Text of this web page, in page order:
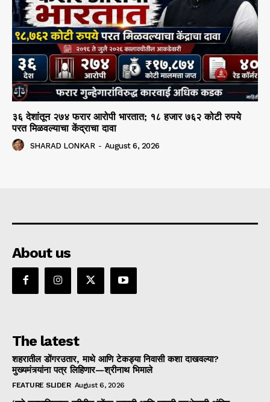
३६ देशांतून २७४ फरार आरोपी भारतात; १८ हजार ७६२ कोटी रुपये
परत मिळवल्याचा केंद्राचा दावा
SHARAD LONKAR - August 6, 2026
About us
The latest
शहरातील डोंगरउतार, माथे आणि टेकड्या निवासी कशा दाखवल्या?
मुख्यमंत्र्यांना पत्र लिहिणार—श्रीनाथ भिमाले
FEATURE SLIDER August 6, 2026